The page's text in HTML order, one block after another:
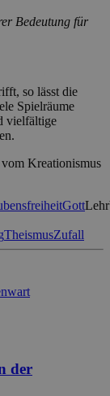
Bedeutung für
so lässt die
Spielräume
vielfältige
Kreationismus
Gott
TheismusZufall
der